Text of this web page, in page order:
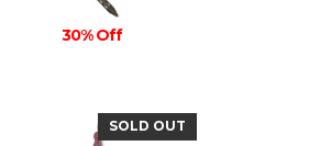
30% Off
SOLD OUT